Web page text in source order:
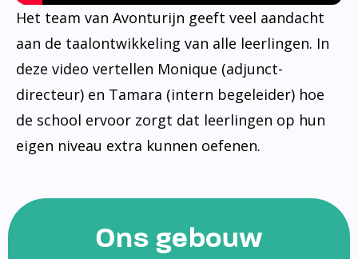
Het team van Avonturijn geeft veel aandacht
aan de taalontwikkeling van alle leerlingen. In
deze video vertellen Monique (adjunct-
directeur) en Tamara (intern begeleider) hoe
de school ervoor zorgt dat leerlingen op hun
eigen niveau extra kunnen oefenen.
Ons gebouw